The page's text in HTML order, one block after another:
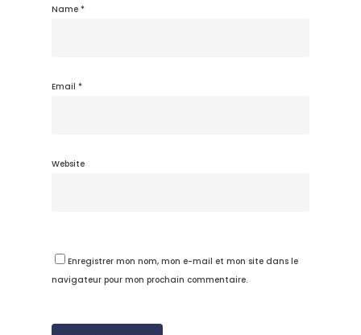
Name *
Email *
Website
Enregistrer mon nom, mon e-mail et mon site dans le
navigateur pour mon prochain commentaire.